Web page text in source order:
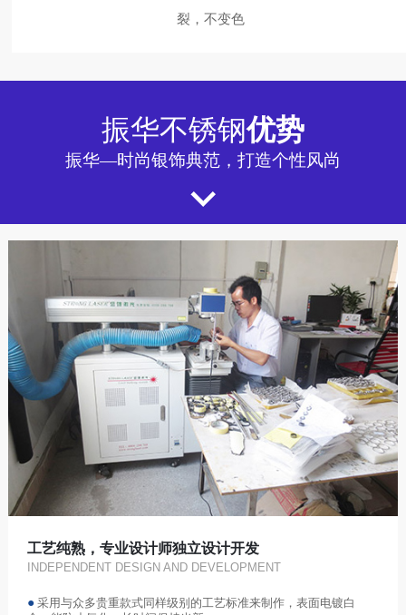
裂，不变色
振华不锈钢优势
振华—时尚银饰典范，打造个性风尚
工艺纯熟，专业设计师独立设计开发
INDEPENDENT DESIGN AND DEVELOPMENT
● 采用与众多贵重款式同样级别的工艺标准来制作，表面电镀白